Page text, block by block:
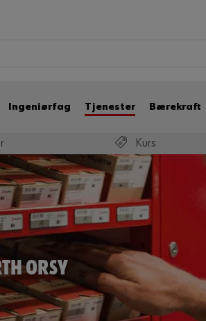
Ingeniørfag Tjenester Bærekraft
Kurs
ORSY